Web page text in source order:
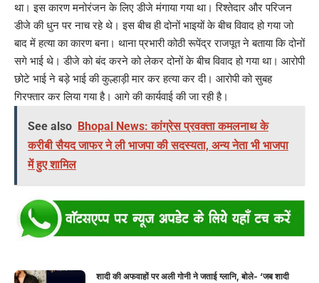
था। इस कारण मनोरंजन के लिए डीजे मंगाया गया था। रिश्तेदार और परिजन
डीजे की धुन पर नाच रहे थे। इस बीच ही दोनों भाइयों के बीच विवाद हो गया जो
बाद में हत्या का कारण बना। थाना प्रभारी कोठी रूपेंद्र राजपूत ने बताया कि दोनों
सगे भाई थे। डीजे को बंद करने को लेकर दोनों के बीच विवाद हो गया था। आरोपी
छोटे भाई ने बड़े भाई की कुल्हाड़ी मार कर हत्या कर दी। आरोपी को सुबह
गिरफ्तार कर लिया गया है। आगे की कार्यवाई की जा रही है।
See also Bhopal News: कांग्रेस प्रवक्ता कमलनाथ के
करीबी सैयद जाफर ने ली भाजपा की सदस्‍यता, अन्य नेता भी भाजपा
में हुए शामिल
शादी की अफवाहों पर अली गोनी ने जताई ग्लानि, बोले- ‘जब शादी